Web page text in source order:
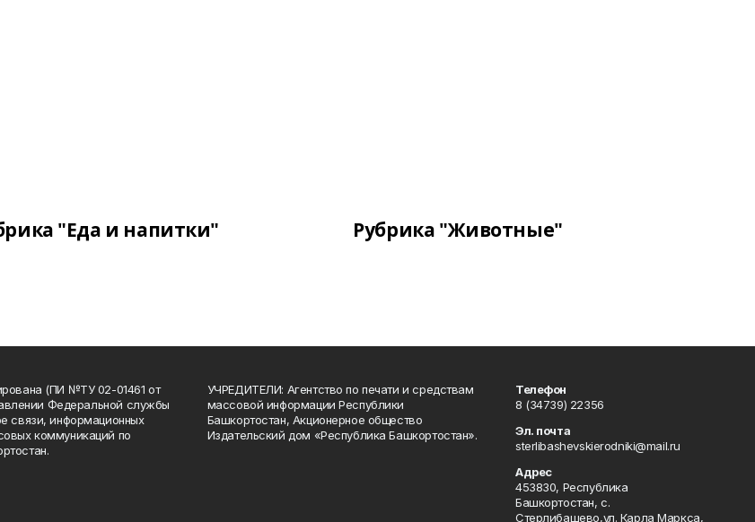
"Еда и напитки" Рубрика "Животные"
(ПИ №ТУ 02-01461 от
Федеральной службы
связи, информационных
коммуникаций по
УЧРЕДИТЕЛИ: Агентство по печати и средствам
массовой информации Республики
Башкортостан, Акционерное общество
Издательский дом «Республика Башкортостан».
Телефон
8 (34739) 22356
Эл. почта
sterlibashevskierodniki@mail.ru
Адрес
453830, Республика
Башкортостан, c.
Стерлибашево,ул. Карла Маркса,